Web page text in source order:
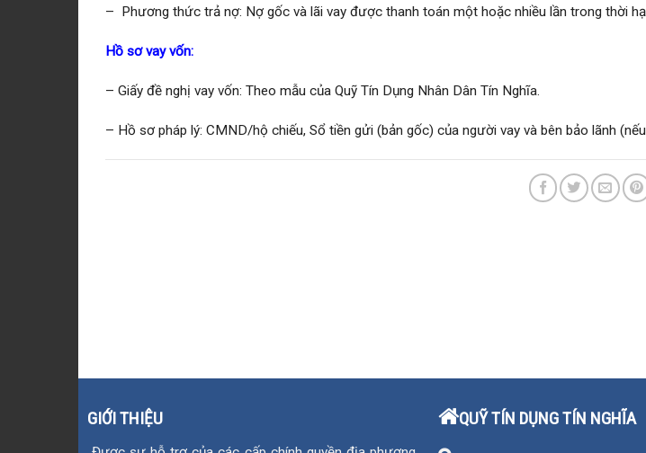
– Phương thức trả nợ: Nợ gốc và lãi vay được thanh toán một hoặc nhiều lần trong thời
Hồ sơ vay vốn:
– Giấy đề nghị vay vốn: Theo mẫu của Quỹ Tín Dụng Nhân Dân Tín Nghĩa.
– Hồ sơ pháp lý: CMND/hộ chiếu, Sổ tiền gửi (bản gốc) của người vay và bên bảo lãnh
GIỚI THIỆU QUỸ TÍN DỤNG TÍN NGHĨA